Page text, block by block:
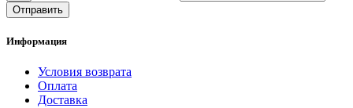
Отправить
Информация
Условия возврата
Оплата
Доставка